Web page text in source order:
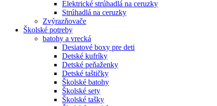
Elektrické strúhadlá na ceruzky
Strúhadlá na ceruzky
Zvýrazňovače
Školské potreby
batohy a vrecká
Desiatové boxy pre deti
Detské kufríky
Detské peňaženky
Detské taštičky
Školské batohy
Školské sety
Školské tašky